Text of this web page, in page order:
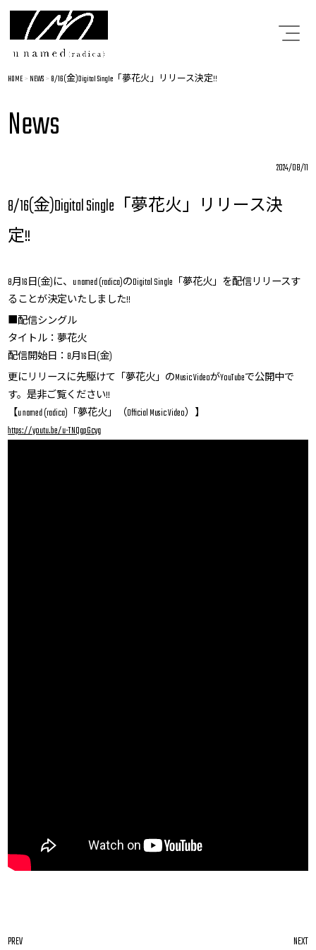
HOME> NEWS> 8/16(金)Digital Single「夢花火」リリース決定!!
News
2024/08/11
8/16(金)Digital Single「夢花火」リリース決
定!!
8月16日(金)に、u named (radica)のDigital Single「夢花火」を配信リリースす
ることが決定いたしました!!
■配信シングル
タイトル：夢花火
配信開始日：8月16日(金)
更にリリースに先駆けて「夢花火」のMusic VideoがYouTubeで公開中で
す。是非ご覧ください!!
【u named (radica)「夢花火」（Official Music Video）】
https://youtu.be/u-TNQgpGcyg
PREV NEXT